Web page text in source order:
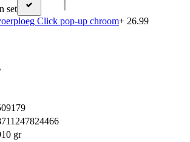
set
Click pop-up chroom+ 26.99
gr